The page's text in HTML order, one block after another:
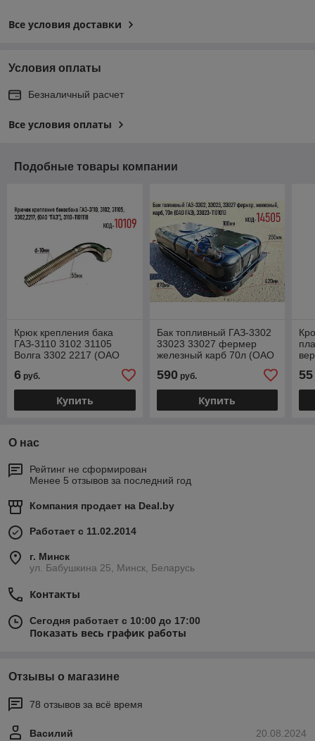
Все условия доставки
Условия оплаты
Безналичный расчет
Все условия оплаты
Подобные товары компании
Крюк крепления бака
ГАЗ-3110 3102 31105
Волга 3302 2217 (ОАО
6 руб.
Купить
Бак топливный ГАЗ-3302
33023 33027 фермер
железный карб 70л (ОАО
590руб.
Купить
55
О нас
Рейтинг не сформирован
Менее 5 отзывов за последний год
Компания продает на Deal.by
Работает с 11.02.2014
г. Минск
ул. Бабушкина 25, Минск, Беларусь
Контакты
Сегодня работает с 10:00 до 17:00
Показать весь график работы
Отзывы о магазине
78 отзывов за всё время
20.08.2024
Василий